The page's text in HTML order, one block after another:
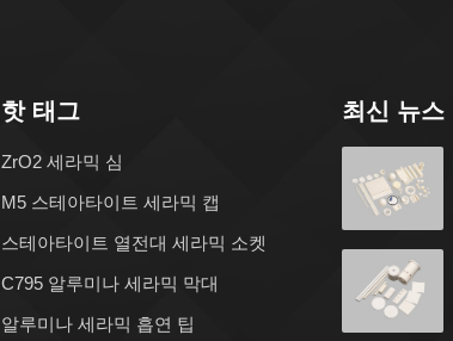
핫 태그
ZrO2 세라믹 심
M5 스테아타이트 세라믹 캡
스테아타이트 열전대 세라믹 소켓
C795 알루미나 세라믹 막대
알루미나 세라믹 흡연 팁
최신 뉴스